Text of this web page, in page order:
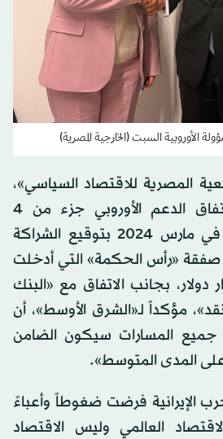
الأوروبية السبت (الخارجية المصرية)
المصرية للاقتصاد السياسي»،
محمد أنيس، فإن اتفاق الدعم الأوروبي جزء من 4
متغيرات مالية بدأت في مارس 2024 بتوقيع الشراكة
مع صفقة «رأس الحكمة» التي أدخلت
الدولة 35 مليار دولار، بجانب الاتفاق مع «البنك
مؤكداً لـ«الشرق الأوسط»، أن
جميع المسارات سيكون الضامن
على المدى المتوسط».
الإيرانية فرضت ضغوطاً وأعباءً
العالمي وليس الاقتصاد